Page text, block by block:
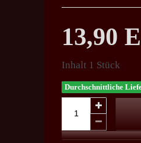
13,90
Inhalt 1 Stück
Durchschnittliche